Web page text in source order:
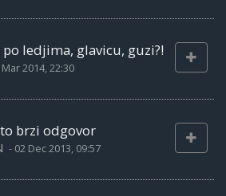
ledjima, glavicu, guzi?!
Mar 2014, 22:30
brzi odgovor
- 02 Dec 2013, 09:57